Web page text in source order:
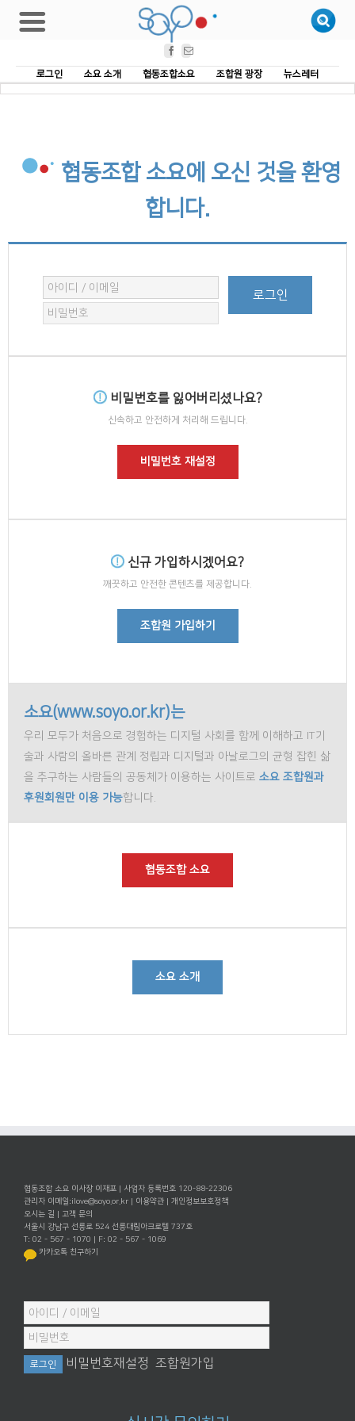
Facebook
로그인
소요 소개 협동조합소요 조합원 광장 뉴스레터
협동조합 소요에 오신 것을 환영
합니다.
비밀번호를 잃어버리셨나요?
신속하고 안전하게 처리해 드립니다.
비밀번호 재설정
신규 가입하시겠어요?
깨끗하고 안전한 콘텐츠를 제공합니다.
조합원 가입하기
소요(www.soyo.or.kr)는
우리 모두가 처음으로 경험하는 디지털 사회를 함께 이해하고 IT기
술과 사람의 올바른 관계 정립과 디지털과 아날로그의 균형 잡힌 삶
을 추구하는 사람들의 공동체가 이용하는 사이트로 소요 조합원과
후원회원만 이용 가능합니다.
협동조합 소요
소요 소개
협동조합 소요 이사장 이재포 | 사업자 등록번호 120-88-22306
관리자 이메일:ilove@soyo.or.kr 이용약관
개인정보보호정책
오시는 길
고객 문의
서울시 강남구 선릉로 524 선릉대림아크로텔 737호
T: 02 - 567 - 1070 | F: 02 - 567 - 1069
카카오톡 친구하기
비밀번호재설정 조합원가입